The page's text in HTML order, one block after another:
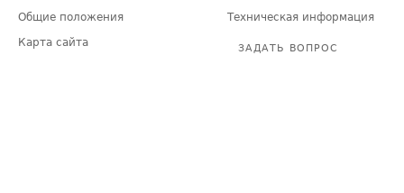
Общие положения
Карта сайта
Техническая информация
ЗАДАТЬ ВОПРОС